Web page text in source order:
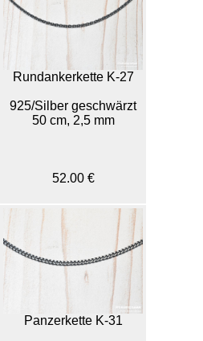
Rundankerkette K-27
925/Silber geschwärzt
50 cm, 2,5 mm
52.00 €
Panzerkette K-31